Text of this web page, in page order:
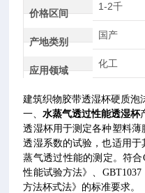
价格区间
1-2千
产地类别
国产
应用领域
化工
建筑织物胶带透湿杯硬质泡
一、水蒸气透过性能透湿杯
透湿杯用于测定各种塑料薄
透湿系数的试验，也适用
蒸气透过性能的测定。符合
性能试验方法》、 GBT1037
方法杯式法》的标准要求。